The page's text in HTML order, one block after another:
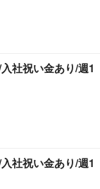
社祝い金あり/週1
社祝い金あり/週1